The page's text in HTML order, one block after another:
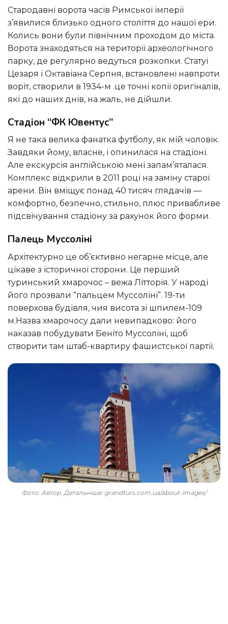
Стародавні ворота часів Римської імперії
з’явилися близько одного століття до нашої ери.
Колись вони були північним проходом до міста.
Ворота знаходяться на території археологічного
парку, де регулярно ведуться розкопки. Статуї
Цезаря і Октавіана Серпня, встановлені навпроти
воріт, створили в 1934-м .це точні копії оригіналів,
які до наших днів, на жаль, не дійшли.
Стадіон “ФК Ювентус”
Я не така велика фанатка футболу, як мій чоловік.
Завдяки йому, власне, і опинилася на стадіоні.
Але екскурсія англійською мені запам’яталася.
Комплекс відкрили в 2011 році на заміну старої
арени. Він вміщує понад 40 тисяч глядачів —
комфортно, безпечно, стильно, плюс привабливе
підсвічування стадіону за рахунок його форми.
Палець Муссоліні
Архітектурно це об’єктивно негарне місце, але
цікаве з історичної сторони. Це перший
туринський хмарочос – вежа Літторія. У народі
його прозвали “пальцем Муссоліні”. 19-ти
поверхова будівля, чия висота зі шпилем-109
м.Назва хмарочосу дали невипадково: його
наказав побудувати Беніто Муссоліні, щоб
створити там штаб-квартиру фашистської партії.
Фото: Автор. Детальніше: grandturs.com.ua/about-images/